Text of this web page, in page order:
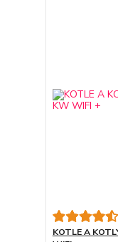
KOTLE A